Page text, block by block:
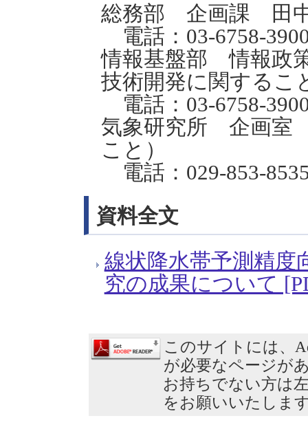
総務部 企画課 田
電話：03-6758-
情報基盤部 情報政
技術開発に関するこ
電話：03-6758-
気象研究所 企画室
こと）
電話：029-853-
資料全文
線状降水帯予測精度
究の成果について
このサイトには、
が必要なページが
お持ちでない方は
をお願いいたしま